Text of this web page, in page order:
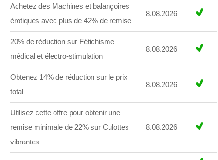
Achetez des Machines et balançoires
érotiques avec plus de 42% de remise
8.08.2026
20% de réduction sur Fétichisme
médical et électro-stimulation
8.08.2026
Obtenez 14% de réduction sur le prix
total
8.08.2026
Utilisez cette offre pour obtenir une
remise minimale de 22% sur Culottes
vibrantes
8.08.2026